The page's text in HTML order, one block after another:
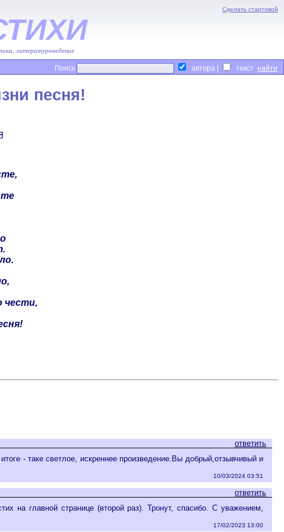
Сделать стартовой
литературоведение.
Поиск автора | текст
песня!
чести,
ответить
- таке светлое, искреннее произведение.Вы добрый,отзывчивый и
10/03/2024 03:51
ответить
на главной странице (второй раз). Тронут, спасибо. С уважением,
17/02/2023 13:00